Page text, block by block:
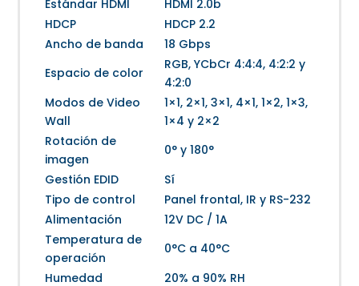
Estándar HDMI
HDMI 2.0b
HDCP
HDCP 2.2
Ancho de banda
18 Gbps
Espacio de color
RGB, YCbCr 4:4:4, 4:2:2 y
4:2:0
Modos de Video
Wall
1×1, 2×1, 3×1, 4×1, 1×2, 1×3,
1×4 y 2×2
Rotación de
imagen
0° y 180°
Gestión EDID
Sí
Tipo de control
Panel frontal, IR y RS-232
Alimentación
12V DC / 1A
Temperatura de
operación
0°C a 40°C
Humedad
20% a 90% RH